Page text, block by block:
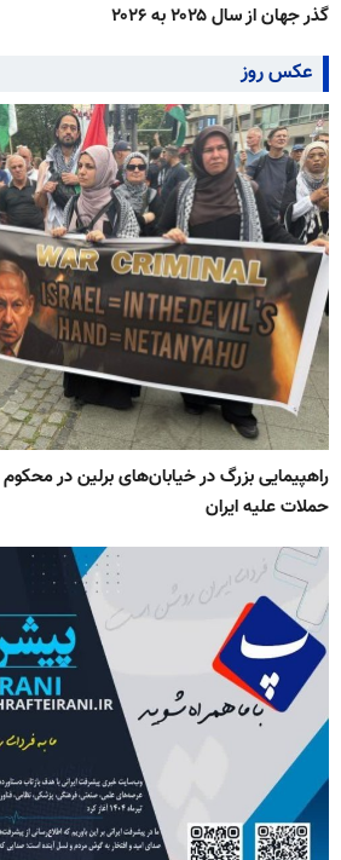
گذر جهان از سال ۲۰۲۵ به ۲۰۲۶
عکس روز
راهپیمایی بزرگ در خیابان‌های برلین در
حملات علیه ایران